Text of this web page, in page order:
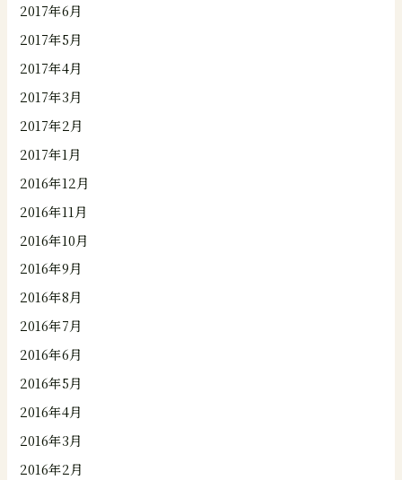
2017年6月
2017年5月
2017年4月
2017年3月
2017年2月
2017年1月
2016年12月
2016年11月
2016年10月
2016年9月
2016年8月
2016年7月
2016年6月
2016年5月
2016年4月
2016年3月
2016年2月